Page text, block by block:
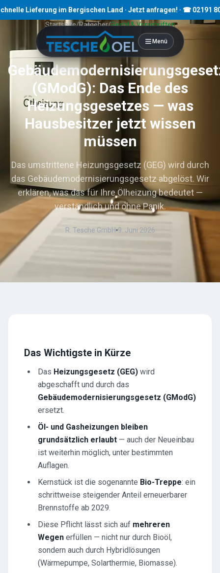
im Bergischen Land · Jetzt anfragen! · ☎ 02191 80793
Menü
Startseite/Ratgeber/Recht & Vorschriften
10Min. Lesezeit
(GModG): Das Ende des
Heizungsgesetzes — was
Hausbesitzer jetzt wissen
müssen
Das umstrittene Heizungsgesetz (GEG) wird durch
das Gebäudemodernisierungsgesetz abgelöst. Wir
erklären, was das für Ihre Ölheizung bedeutet —
verständlich und ohne Panik.
R. Tesche GmbH 9. Juni 2026
Das Wichtigste in Kürze
Das Heizungsgesetz (GEG) wird
abgeschafft und durch das
Gebäudemodernisierungsgesetz (GModG)
ersetzt.
Öl- und Gasheizungen bleiben
grundsätzlich erlaubt — auch der Neueinbau
ist weiterhin möglich, unter bestimmten
Auflagen.
Kernstück ist die sogenannte Bio-Treppe: ein
schrittweise steigender Anteil erneuerbarer
Brennstoffe ab 2029.
Diese Pflicht lässt sich auf mehreren
Wegen erfüllen — nicht nur durch Bioöl,
sondern auch durch Hybridlösungen
(Wärmepumpe, Solarthermie, Biomasse).